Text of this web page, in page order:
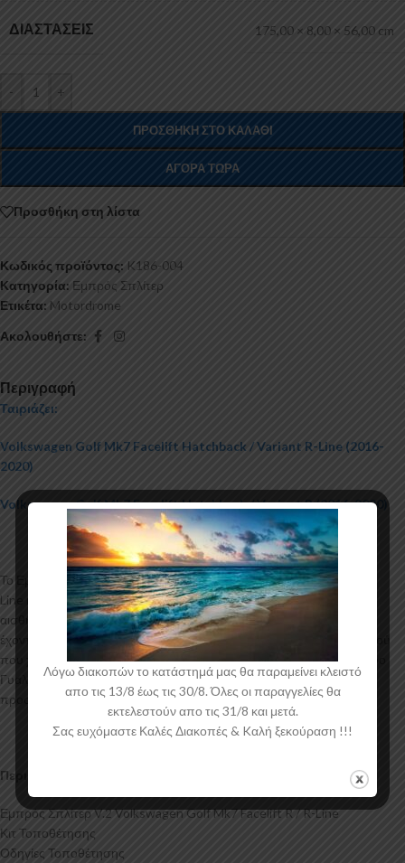
ΔΙΑΣΤΆΣΕΙΣ 175,00 × 8,00 × 56,00 cm
- +
ΠΡΟΣΘΉΚΗ ΣΤΟ ΚΑΛΆΘΙ
ΑΓΟΡΆ ΤΏΡΑ
Προσθήκη στη λίστα
Κωδικός προϊόντος: K186-004
Κατηγορία: Εμπρός Σπλίτερ
Ετικέτα: Motordrome
Ακολουθήστε:
Περιγραφή
Ταιριάζει:
Volkswagen Golf Mk7 Facelift Hatchback / Variant R-Line (2016-
2020)
Volkswagen Golf Mk7 Facelift Hatchback / Variant R (2016-2020)
Το Εμπρός Σπλίτερ για το Volkswagen Golf Mk7 Facelift R / R-
Line κατασκευάζεται από ABS Πλαστικό υψηλής ποιότητας και
αισθητικής σε μηχανές θερμοδιαμόρφωσης τελευταίας τεχνολογίας
έχοντας άψογη εφαρμογή και εύκολη τοποθέτηση. Το υλικό πλαστικού
που χρησιμοποιείται για την δημιουργία προϊόντων έρχεται σε Μαύρο
Γυαλιστερό χρώμα και με αντιχαρακτική επιφάνεια. Συνοδεύεται από
προστατευτική μεμβράνη όπου αφαιρείται πριν την τοποθέτηση.
Περιεχόμενα Συσκευασίας:
Εμπρός Σπλίτερ V.2 Volkswagen Golf Mk7 Facelift R / R-Line
Κιτ Τοποθέτησης
Οδηγίες Τοποθέτησης
Λόγω διακοπών το κατάστημά μας θα παραμείνει κλειστό
απο τις 13/8 έως τις 30/8. Όλες οι παραγγελίες θα
εκτελεστούν απο τις 31/8 και μετά.
Σας ευχόμαστε Καλές Διακοπές & Kαλή ξεκούραση !!!